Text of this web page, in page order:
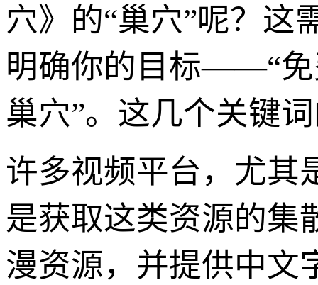
穴》的“巢穴”呢？这
明确你的目标——“免
巢穴”。这几个关键
许多视频平台，尤其
是获取这类资源的集
漫资源，并提供中文